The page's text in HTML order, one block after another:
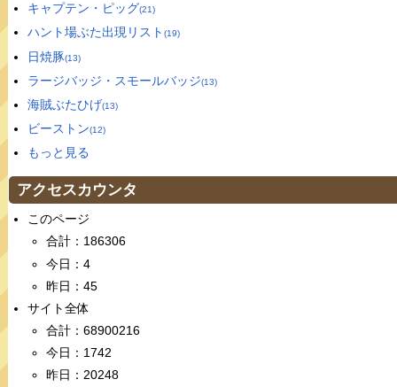
キャプテン・ピッグ(21)
ハント場ぶた出現リスト (19)
日焼豚(13)
ラージバッジ・スモールバッジ(13)
海賊ぶたひげ(13)
ビーストン(12)
もっと見る
アクセスカウンタ
このページ
合計：186306
今日：4
昨日：45
サイト全体
合計：68900216
今日：1742
昨日：20248